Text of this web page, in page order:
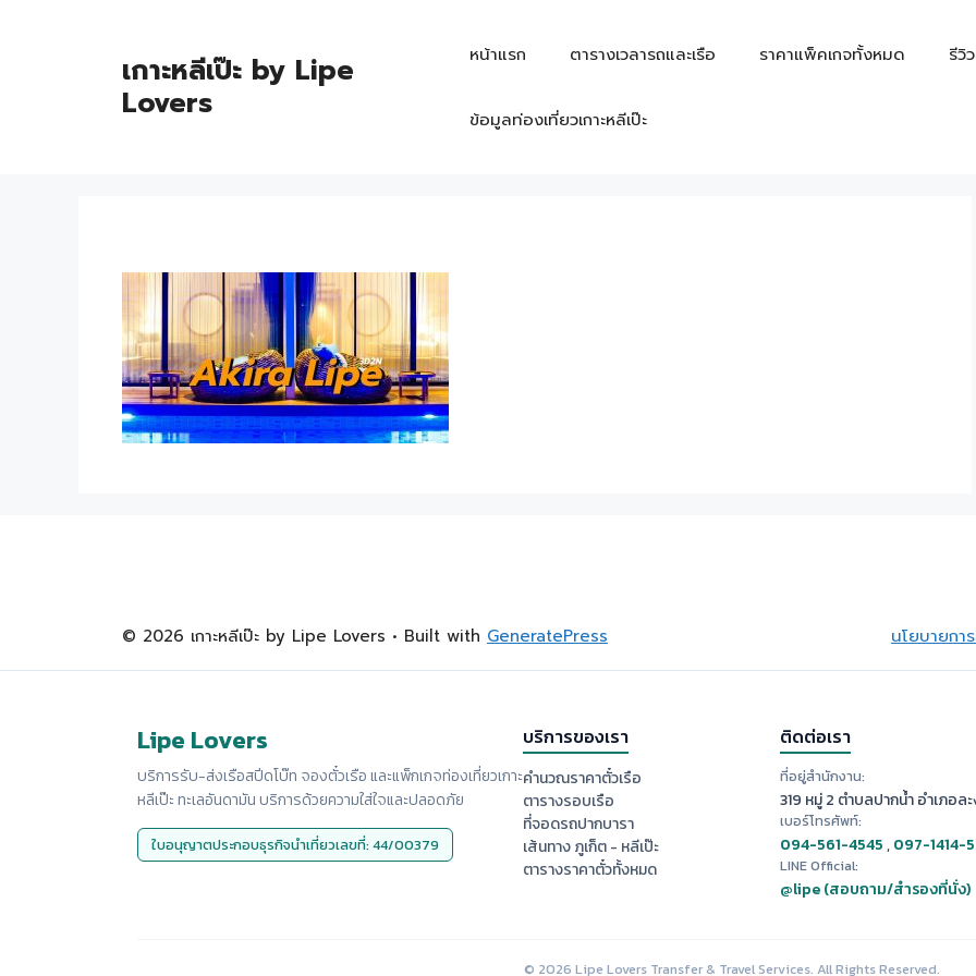
เกาะหลีเป๊ะ by Lipe
Lovers
หน้าแรก ตารางเวลารถและเรือ ราคาแพ็คเกจทั้งหมด รีวิ
ข้อมูลท่องเที่ยวเกาะหลีเป๊ะ
นโยบายกา
© 2026 เกาะหลีเป๊ะ by Lipe Lovers • Built with GeneratePress
Lipe Lovers
บริการรับ-ส่งเรือสปีดโบ๊ท จองตั๋วเรือ และแพ็กเกจท่องเที่ยวเกาะ
หลีเป๊ะ ทะเลอันดามัน บริการด้วยความใส่ใจและปลอดภัย
ใบอนุญาตประกอบธุรกิจนำเที่ยวเลขที่: 44/00379
บริการของเรา
คำนวณราคาตั๋วเรือ
ตารางรอบเรือ
ที่จอดรถปากบารา
เส้นทาง ภูเก็ต - หลีเป๊ะ
ตารางราคาตั๋วทั้งหมด
ติดต่อเรา
ที่อยู่สำนักงาน:
319 หมู่ 2 ตำบลปากน้ำ อำเภอล
เบอร์โทรศัพท์:
094-561-4545,097-1414-
LINE Official:
@lipe (สอบถาม/สำรองที่นั่ง)
© 2026 Lipe Lovers Transfer & Travel Services. All Rights Reserved.